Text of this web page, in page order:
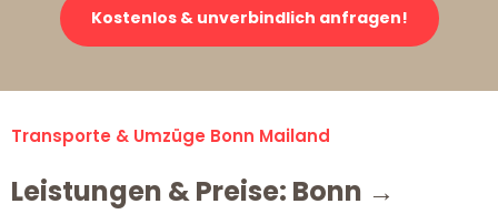
Kostenlos & unverbindlich anfragen!
Transporte & Umzüge Bonn Mailand
Leistungen & Preise: Bonn →